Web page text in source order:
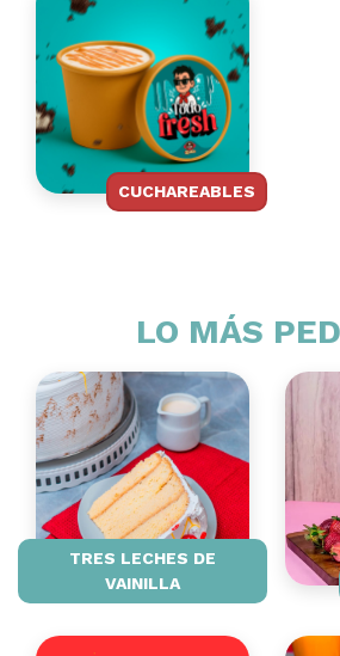
CUCHAREABLES
LO MÁS
TRES LECHES DE
VAINILLA